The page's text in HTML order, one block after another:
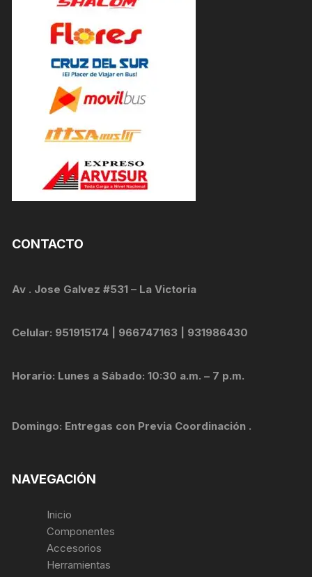
CONTACTO
Av . Jose Galvez #531 – La Victoria
Celular: 951915174 | 966747163 | 931986430
Horario: Lunes a Sábado: 10:30 a.m. – 7 p.m.
Domingo: Entregas con Previa Coordinación .
NAVEGACIÓN
Inicio
Componentes
Accesorios
Herramientas